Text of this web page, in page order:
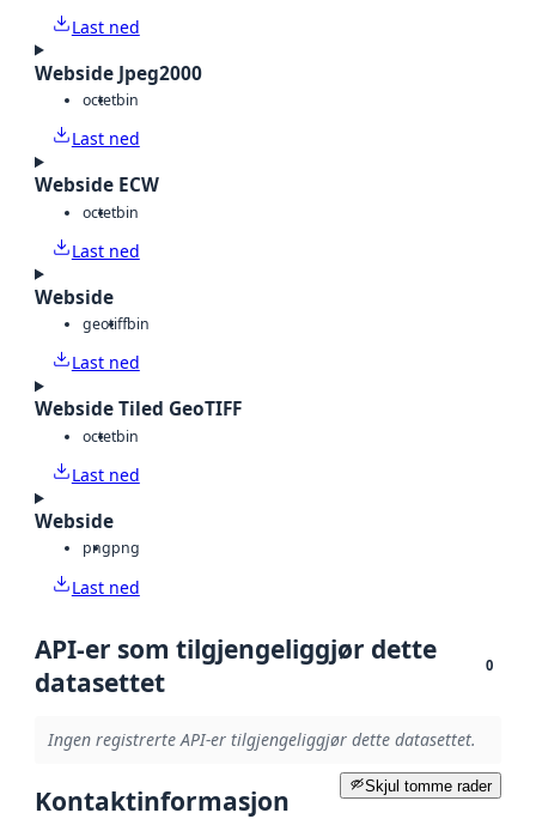
Last ned
Webside Jpeg2000
octetbin
Last ned
Webside ECW
octetbin
Last ned
Webside
geotiffbin
Last ned
Webside Tiled GeoTIFF
octetbin
Last ned
Webside
pngpng
Last ned
API-er som tilgjengeliggjør dette
datasettet
0
Ingen registrerte API-er tilgjengeliggjør dette datasettet.
Skjul tomme rader
Kontaktinformasjon